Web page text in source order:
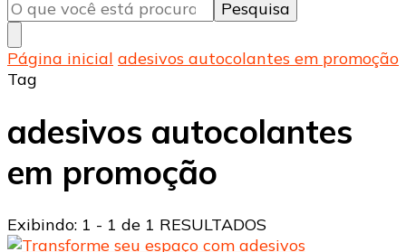
algo?
Página inicial adesivos autocolantes em promoção
Tag
adesivos autocolantes
em promoção
Exibindo: 1 - 1 de 1 RESULTADOS